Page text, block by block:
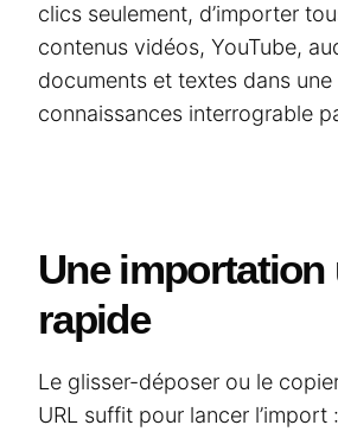
clics seulement, d’importer
contenus vidéos, YouTube,
documents et textes dans une
connaissances interrograble
Une importation
rapide
Le glisser-déposer ou le
URL suffit pour lancer l’import :